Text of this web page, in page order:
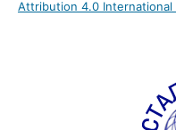
Attribution 4.0 International